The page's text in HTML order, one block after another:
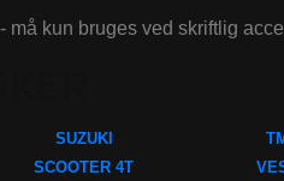
kun bruges ved skriftlig
SUZUKI
SCOOTER 4T